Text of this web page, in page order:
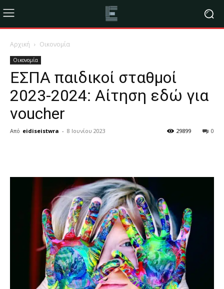
Αρχική Οικονομία
Οικονομία
ΕΣΠΑ παιδικοί σταθμοί
2023-2024: Αίτηση εδώ για
voucher
Από eidiseistwra - 8 Ιουνίου 2023 0
29899